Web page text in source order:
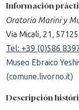
Información
Oratorio Marini y
Via Micali, 21,
Tel: +39 (0)586
Museo Ebraico
(comune.livorno.it)
Descripción